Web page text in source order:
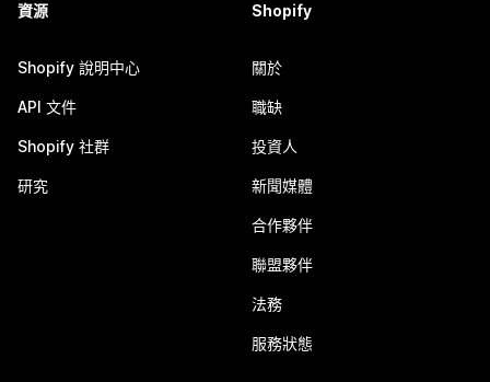
資源
Shopify 說明中心
API 文件
Shopify 社群
研究
Shopify
關於
職缺
投資人
新聞媒體
合作夥伴
聯盟夥伴
法務
服務狀態